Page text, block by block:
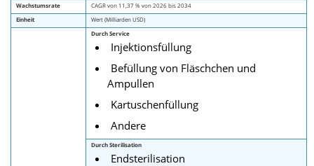
Wachstumsrate
CAGR von 11,37 % von 2026 bis 2034
Einheit
Wert (Milliarden USD)
Durch Service
Injektionsfüllung
Befüllung von Fläschchen und
Ampullen
Kartuschenfüllung
Andere
Durch Sterilisation
Endsterilisation